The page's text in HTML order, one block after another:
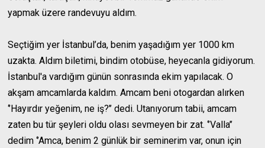
yapmak üzere randevuyu aldım.
Seçtiğim yer İstanbul’da, benim yaşadığım yer 1000 km
uzakta. Aldım biletimi, bindim otobüse, heyecanla gidiyorum.
İstanbul'a vardığım günün sonrasında ekim yapılacak. O
akşam amcamlarda kaldım. Amcam beni otogardan alırken
‘’Hayırdır yeğenim, ne iş?’’ dedi. Utanıyorum tabii, amcam
zaten bu tür şeyleri oldu olası sevmeyen bir zat. ‘’Valla’’
dedim ‘’Amca, benim 2 günlük bir seminerim var, onun için